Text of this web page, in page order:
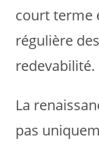
court terme
régulière
redevabilité.
La
pas